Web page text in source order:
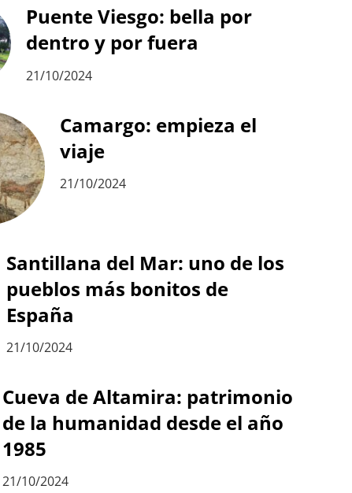
Puente Viesgo: bella por
dentro y por fuera
21/10/2024
Camargo: empieza el
viaje
21/10/2024
Santillana del Mar: uno de los
pueblos más bonitos de
España
21/10/2024
Cueva de Altamira: patrimonio
de la humanidad desde el año
1985
21/10/2024